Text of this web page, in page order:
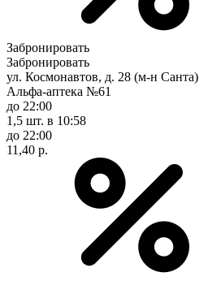
Забронировать
Забронировать
ул. Космонавтов, д. 28 (м-н Санта)
Альфа-аптека №61
до 22:00
1,5 шт. в 10:58
до 22:00
11,40 р.